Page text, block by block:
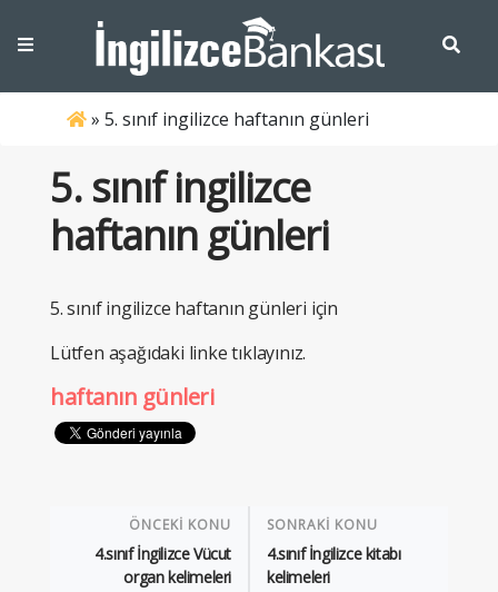
» 5. sınıf ingilizce haftanın günleri
5. sınıf ingilizce
haftanın günleri
5. sınıf ingilizce haftanın günleri için
Lütfen aşağıdaki linke tıklayınız.
haftanın günleri
ÖNCEKİ KONU
4.sınıf İngilizce Vücut
organ kelimeleri
SONRAKİ KONU
4.sınıf İngilizce kitabı
kelimeleri